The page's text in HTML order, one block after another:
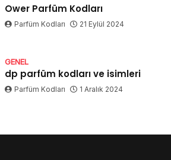
Ower Parfüm Kodları
Parfüm Kodları 21 Eylül 2024
GENEL
dp parfüm kodları ve isimleri
Parfüm Kodları 1 Aralık 2024